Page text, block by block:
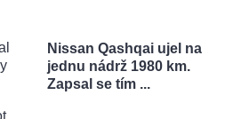
Nissan Qashqai ujel na
jednu nádrž 1980 km.
Zapsal se tím ...